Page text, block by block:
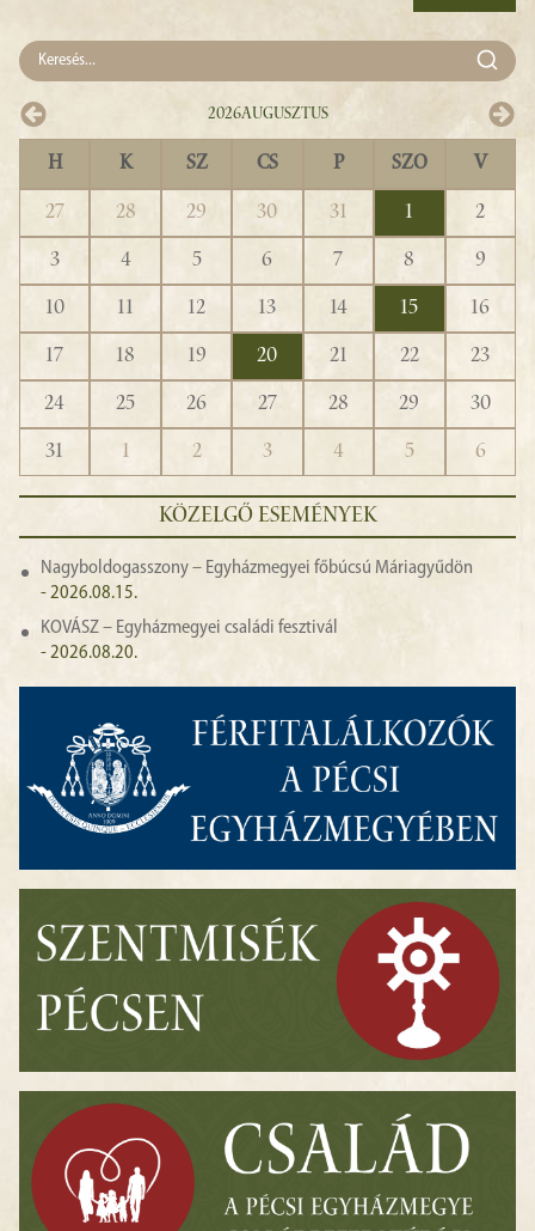
2026Augusztus
H K SZ CS P SZO V
27 28 29 30 31 1
2
3
4 5 6 7 8
9
10
11 12 13 14 15
16
17
18 19 20 21 22
23
24
25 26 27 28 29
30
31
1 2 3 4 5 6
KÖZELGŐ ESEMÉNYEK
Nagyboldogasszony – Egyházmegyei főbúcsú Máriagyűdön
- 2026.08.15.
KOVÁSZ – Egyházmegyei családi fesztivál
- 2026.08.20.